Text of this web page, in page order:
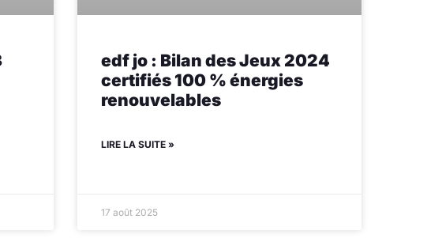
edf jo : Bilan des Jeux 2024
certifiés 100 % énergies
renouvelables
LIRE LA SUITE »
17 août 2025